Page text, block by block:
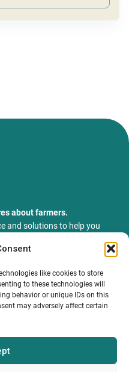
like cookies to store
to these technologies will
behavior or unique IDs on this
may adversely affect certain
about farmers.
and solutions to help you
р-н, Івано-Франківська
Сахарова Академіка,
info@panterrea.com